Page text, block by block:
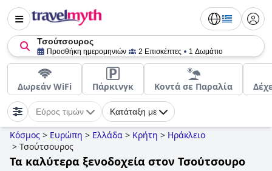
Τσούτσουρος
Προσθήκη ημερομηνιών 2 Επισκέπτες 1 Δωμάτιο
Δωρεάν WiFi Πάρκινγκ Κοντά σε Παραλία
Εύρος τιμών Κατάταξη με
Κόσμος > Ευρώπη > Ελλάδα > Κρήτη > Ηράκλειο
> Τσούτσουρος
Τα καλύτερα ξενοδοχεία στον Τσούτσουρο